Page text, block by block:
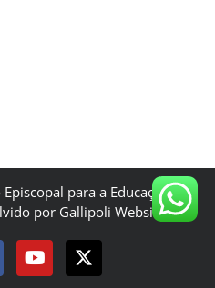
para a Educação e a
por Gallipoli Websites.